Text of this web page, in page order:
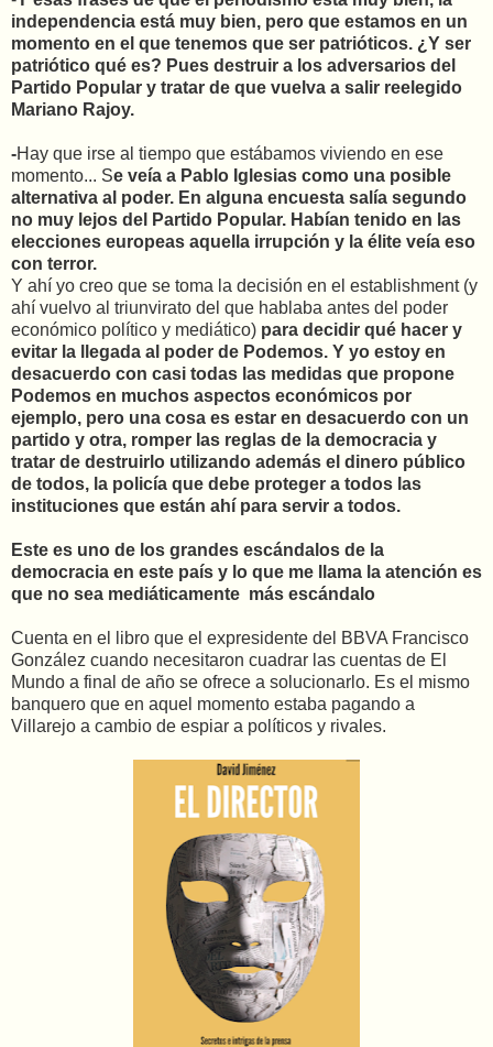
independencia está muy bien, pero que estamos en un
momento en el que tenemos que ser patrióticos. ¿Y ser
patriótico qué es? Pues destruir a los adversarios del
Partido Popular y tratar de que vuelva a salir reelegido
Mariano Rajoy.
-Hay que irse al tiempo que estábamos viviendo en ese
momento... Se veía a Pablo Iglesias como una posible
alternativa al poder. En alguna encuesta salía segundo
no muy lejos del Partido Popular. Habían tenido en las
elecciones europeas aquella irrupción y la élite veía eso
con terror.
Y ahí yo creo que se toma la decisión en el establishment (y
ahí vuelvo al triunvirato del que hablaba antes del poder
económico político y mediático) para decidir qué hacer y
evitar la llegada al poder de Podemos. Y yo estoy en
desacuerdo con casi todas las medidas que propone
Podemos en muchos aspectos económicos por
ejemplo, pero una cosa es estar en desacuerdo con un
partido y otra, romper las reglas de la democracia y
tratar de destruirlo utilizando además el dinero público
de todos, la policía que debe proteger a todos las
instituciones que están ahí para servir a todos.
Este es uno de los grandes escándalos de la
democracia en este país y lo que me llama la atención es
que no sea mediáticamente más escándalo
Cuenta en el libro que el expresidente del BBVA Francisco
González cuando necesitaron cuadrar las cuentas de El
Mundo a final de año se ofrece a solucionarlo. Es el mismo
banquero que en aquel momento estaba pagando a
Villarejo a cambio de espiar a políticos y rivales.